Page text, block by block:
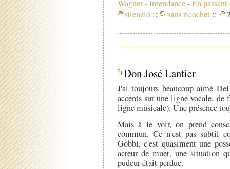
Wagner-Intendance-En
silenzio :: sans ricochet ::
Don José Lantier
J'ai toujours beaucoup aimé
accents sur une ligne vocale,
ligne musicale). Une présence
Mais à le voir, on prend
commun. Ce n'est pas subtil
Gobbi, c'est quasiment une
acteur de muet, une situation
pudeur était perdue.